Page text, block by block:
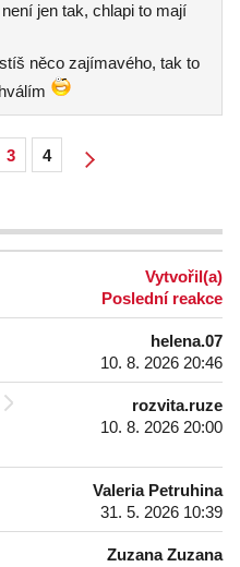
jen tak, chlapi to mají
něco zajímavého, tak to
3 4
Vytvořil(a)
Poslední reakce
helena.07
10. 8. 2026 20:46
rozvita.ruze
10. 8. 2026 20:00
Valeria Petruhina
31. 5. 2026 10:39
Zuzana Zuzana